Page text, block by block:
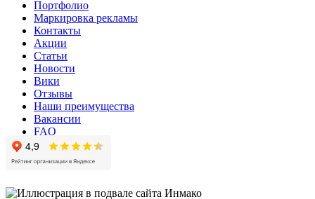
Портфолио
Маркировка рекламы
Контакты
Акции
Статьи
Новости
Вики
Отзывы
Наши преимущества
Вакансии
FAQ